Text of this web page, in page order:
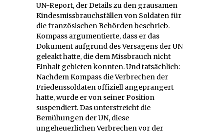
UN-Report, der Details zu den grausamen
Kindesmissbrauchsfällen von Soldaten für
die französischen Behörden beschrieb.
Kompass argumentierte, dass er das
Dokument aufgrund des Versagens der UN
geleakt hatte, die dem Missbrauch nicht
Einhalt gebieten konnten. Und tatsächlich:
Nachdem Kompass die Verbrechen der
Friedenssoldaten offiziell angeprangert
hatte, wurde er von seiner Position
suspendiert. Das unterstreicht die
Bemühungen der UN, diese
ungeheuerlichen Verbrechen vor der